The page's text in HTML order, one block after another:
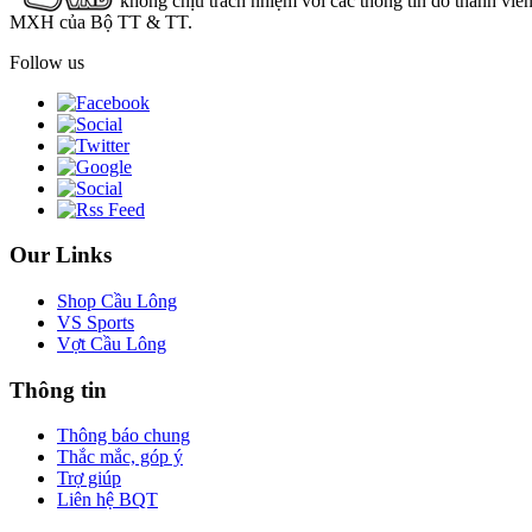
MXH của Bộ TT & TT.
Follow us
Our Links
Shop Cầu Lông
VS Sports
Vợt Cầu Lông
Thông tin
Thông báo chung
Thắc mắc, góp ý
Trợ giúp
Liên hệ BQT